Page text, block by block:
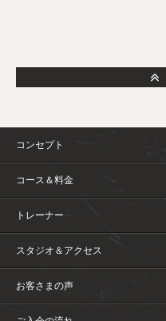
コンセプト
コース＆料金
トレーナー
スタジオ＆アクセス
お客さまの声